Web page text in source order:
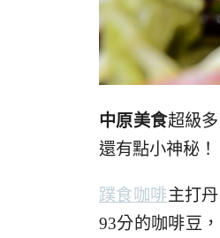
中原美食超級
還有點小神秘！
蹼食咖啡主打
93分的咖啡豆